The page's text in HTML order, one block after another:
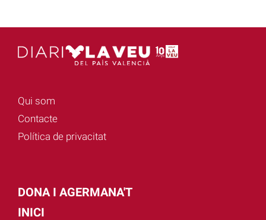
Qui som
Contacte
Política de privacitat
DONA I AGERMANA'T
INICI